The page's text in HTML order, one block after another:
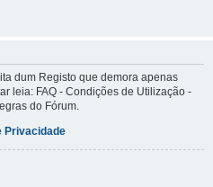
dum Registo que demora apenas
leia: FAQ - Condições de Utilização -
do Fórum.
Privacidade